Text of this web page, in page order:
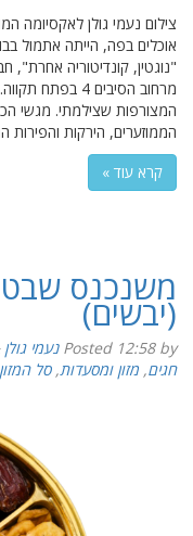
צילום נעמי גולן לאקסיומה
אוכלים בפה, הייתה אתמול
"נוגטין, קונדיטוריה אחרת",
מרחוב הסיבים
המצורפות שצילמתי. מגשי
הממוזערים, הירקות
קרא עוד »
משנכנס שבט
(יבשים)
Posted 12:58by נעמי גולן
חגים, מזון ומסעדות,סל המזון